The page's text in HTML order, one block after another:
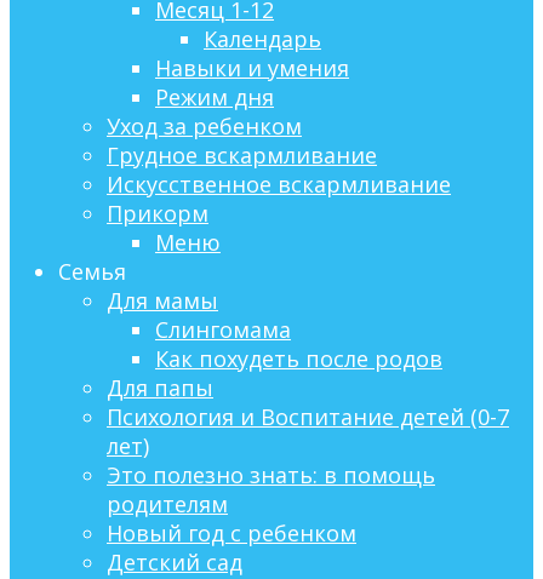
Месяц 1-12
Календарь
Навыки и умения
Режим дня
Уход за ребенком
Грудное вскармливание
Искусственное вскармливание
Прикорм
Меню
Семья
Для мамы
Слингомама
Как похудеть после родов
Для папы
Психология и Воспитание детей (0-7
лет)
Это полезно знать: в помощь
родителям
Новый год с ребенком
Детский сад